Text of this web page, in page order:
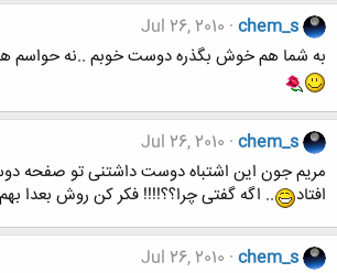
chem_s
Jul 26, 2010
به شما هم خوش بگذره دوست خوبم ..نه
chem_s
Jul 26, 2010
مریم جون این اشتباه دوست داشتنی تو صفحه
افتاد
.. اگه گفتی چرا؟؟!!!! فکر کن روش بعدا
chem_s
Jul 26, 2010